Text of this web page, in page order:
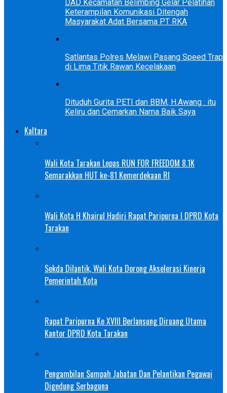
DAD Kecamatan Belimbing Gelar Pelatihan
Keterampilan Komunikasi Ditengah
Masyarakat Adat Bersama PT RKA
Satlantas Polres Melawi Pasang Speed Trap
di Lima Titik Rawan Kecelakaan
Dituduh Gurita PETI dan BBM, H.Awang : itu
Keliru dan Cemarkan Nama Baik Saya
Kaltara
Wali Kota Tarakan Lepas RUN FOR FREEDOM 8.1K
Semarakkan HUT ke-81 Kemerdekaan RI
Wali Kota H Khairul Hadiri Rapat Paripurna I DPRD Kota
Tarakan
Sekda Dilantik, Wali Kota Dorong Akselerasi Kinerja
Pemerintah Kota
Rapat Paripurna Ke XVIII Berlansung Diruang Utama
Kantor DPRD Kota Tarakan
Pengambilan Sumpah Jabatan Dan Pelantikan Pegawai
Digedung Serbaguna